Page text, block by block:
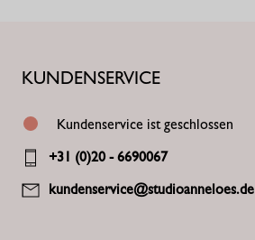
KUNDENSERVICE
Kundenservice ist geschlossen
+31 (0)20 - 6690067
kundenservice@studioanneloes.de